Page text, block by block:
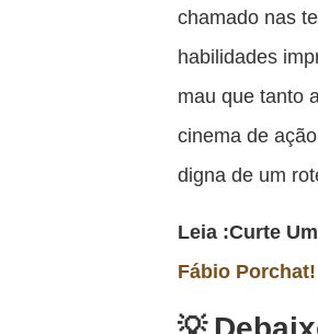
chamado nas
habilidades
mau que tanto
cinema de
digna de um
Leia :Curte
Fábio Porchat!